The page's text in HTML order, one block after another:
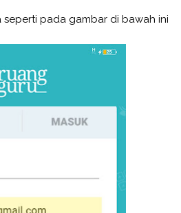
pada gambar di bawah ini